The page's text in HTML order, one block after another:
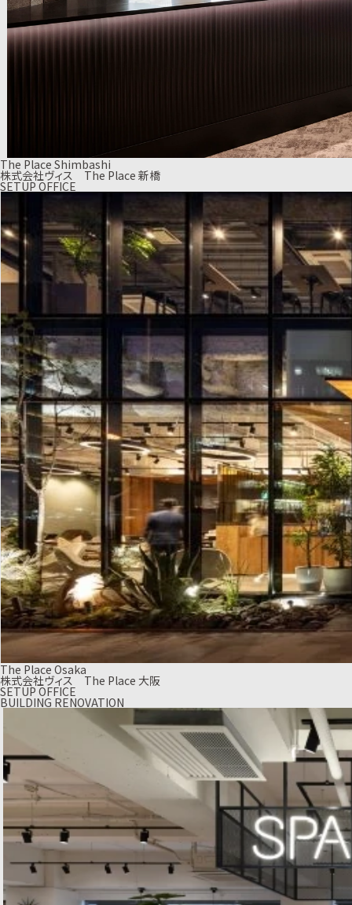
The Place Shimbashi
株式会社ヴィス The Place 新橋
SETUP OFFICE
The Place Osaka
株式会社ヴィス The Place 大阪
SETUP OFFICE
BUILDING RENOVATION